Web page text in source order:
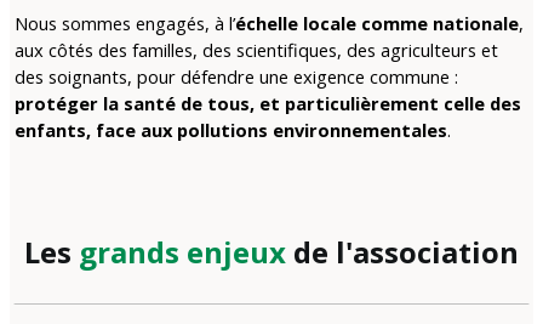
Nous sommes engagés, à l’échelle locale comme nationale,
aux côtés des familles, des scientifiques, des agriculteurs et
des soignants, pour défendre une exigence commune :
protéger la santé de tous, et particulièrement celle des
enfants, face aux pollutions environnementales.
Les grands enjeux de l'association